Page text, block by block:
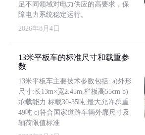
足不同领域对电力供应的高要求，保
障电力系统稳定运行。
2026年8月4日
13米平板车的标准尺寸和载重参
数
13米平板车主要技术参数包括: a)外形
尺寸:长13m×宽2.45m,栏板高55cm b)
承载能力:标载30-35吨,最大允许总重
49吨 c)符合国家道路车辆外廓尺寸及
轴荷限值标准